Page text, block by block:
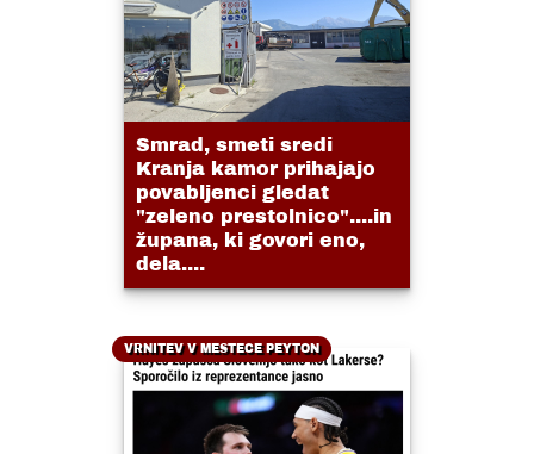
Smrad, smeti sredi
Kranja kamor prihajajo
povabljenci gledat
"zeleno prestolnico"....in
župana, ki govori eno,
dela....
VRNITEV V MESTECE PEYTON